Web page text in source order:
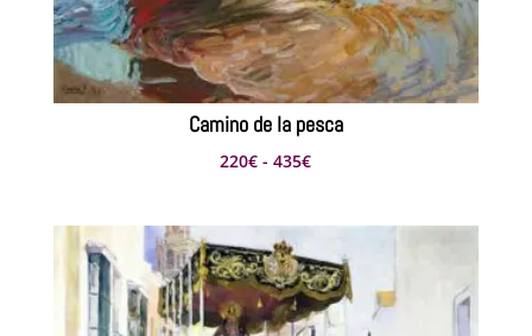
Camino de la pesca
220€ - 435€Rango
precios:
desde
220€
hasta